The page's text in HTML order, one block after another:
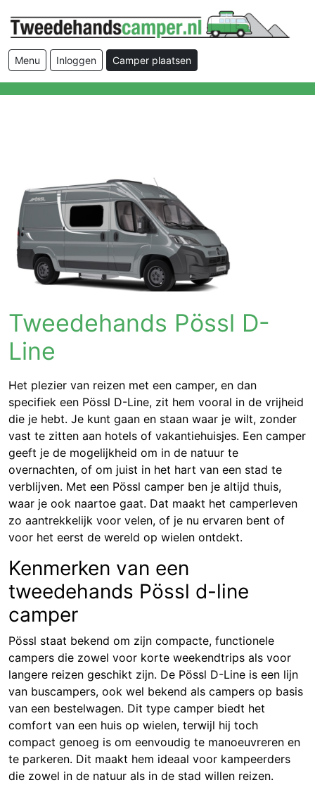
Menu Inloggen Camper plaatsen
Tweedehands Pössl D-
Line
Het plezier van reizen met een camper, en dan
specifiek een Pössl D-Line, zit hem vooral in de vrijheid
die je hebt. Je kunt gaan en staan waar je wilt, zonder
vast te zitten aan hotels of vakantiehuisjes. Een camper
geeft je de mogelijkheid om in de natuur te
overnachten, of om juist in het hart van een stad te
verblijven. Met een Pössl camper ben je altijd thuis,
waar je ook naartoe gaat. Dat maakt het camperleven
zo aantrekkelijk voor velen, of je nu ervaren bent of
voor het eerst de wereld op wielen ontdekt.
Kenmerken van een
tweedehands Pössl d-line
camper
Pössl staat bekend om zijn compacte, functionele
campers die zowel voor korte weekendtrips als voor
langere reizen geschikt zijn. De Pössl D-Line is een lijn
van buscampers, ook wel bekend als campers op basis
van een bestelwagen. Dit type camper biedt het
comfort van een huis op wielen, terwijl hij toch
compact genoeg is om eenvoudig te manoeuvreren en
te parkeren. Dit maakt hem ideaal voor kampeerders
die zowel in de natuur als in de stad willen reizen.